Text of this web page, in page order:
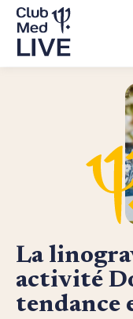
Aller
contenu
principal
La
activité
tendance